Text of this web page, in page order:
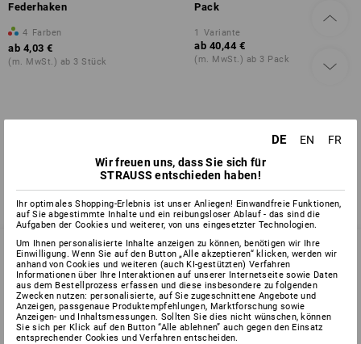
Federhaken
4 Farben
ab 4,03 €
(m. MwSt.) ab 3 Stück
Pack
1 Variante
ab 40,44 €
(m. MwSt.) ab 3 Pack
SERVICE 0 60 50 / 97 10 12
SERVICE
DE EN
FR
Wir freuen uns, dass Sie sich für
STRAUSS entschieden haben!
Ihr optimales Shopping-Erlebnis ist unser Anliegen! Einwandfreie Funktionen,
auf Sie abgestimmte Inhalte und ein reibungsloser Ablauf - das sind die
Aufgaben der Cookies und weiterer, von uns eingesetzter Technologien.
Um Ihnen personalisierte Inhalte anzeigen zu können, benötigen wir Ihre
Einwilligung. Wenn Sie auf den Button „Alle akzeptieren“ klicken, werden wir
anhand von Cookies und weiteren (auch KI-gestützten) Verfahren
Informationen über Ihre Interaktionen auf unserer Internetseite sowie Daten
aus dem Bestellprozess erfassen und diese insbesondere zu folgenden
Zwecken nutzen: personalisierte, auf Sie zugeschnittene Angebote und
Anzeigen, passgenaue Produktempfehlungen, Marktforschung sowie
Anzeigen- und Inhaltsmessungen. Sollten Sie dies nicht wünschen, können
Sie sich per Klick auf den Button “Alle ablehnen” auch gegen den Einsatz
entsprechender Cookies und Verfahren entscheiden.